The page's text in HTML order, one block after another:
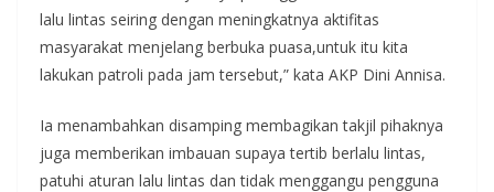
lalu lintas seiring dengan meningkatnya aktifitas
masyarakat menjelang berbuka puasa,untuk itu kita
lakukan patroli pada jam tersebut,” kata AKP Dini Annisa.
Ia menambahkan disamping membagikan takjil pihaknya
juga memberikan imbauan supaya tertib berlalu lintas,
patuhi aturan lalu lintas dan tidak menggangu pengguna